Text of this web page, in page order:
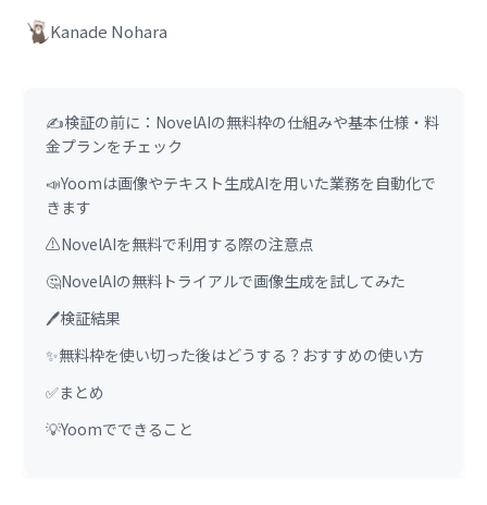
Kanade Nohara
✍️検証の前に：NovelAIの無料枠の仕組みや基本仕様・料
金プランをチェック
📣Yoomは画像やテキスト生成AIを用いた業務を自動化で
きます
⚠️NovelAIを無料で利用する際の注意点
🤔NovelAIの無料トライアルで画像生成を試してみた
🖊️検証結果
✨無料枠を使い切った後はどうする？おすすめの使い方
✅まとめ
💡Yoomでできること